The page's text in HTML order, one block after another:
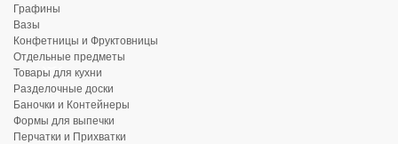
Графины
Вазы
Конфетницы и Фруктовницы
Отдельные предметы
Товары для кухни
Разделочные доски
Баночки и Контейнеры
Формы для выпечки
Перчатки и Прихватки